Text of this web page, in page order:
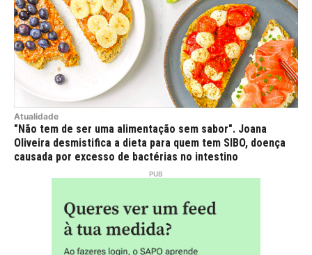
Atualidade
"Não tem de ser uma alimentação sem sabor". Joana
Oliveira desmistifica a dieta para quem tem SIBO, doença
causada por excesso de bactérias no intestino